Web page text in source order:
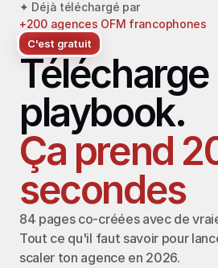
✦ Déjà téléchargé par
+200 agences OFM francophones
C'est gratuit
Télécharge
playbook.
Ça prend
secondes
84 pages co-créées avec de
Tout ce qu'il faut savoir pour
scaler ton agence en 2026.